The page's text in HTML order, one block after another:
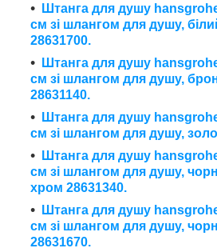
Штанга для душу
см зі шлангом для душу,
28631700.
Штанга для душу
см зі шлангом для душу,
28631140.
Штанга для душу
см зі шлангом для душу,
Штанга для душу
см зі шлангом для душу,
хром 28631340.
Штанга для душу
см зі шлангом для душу,
28631670.